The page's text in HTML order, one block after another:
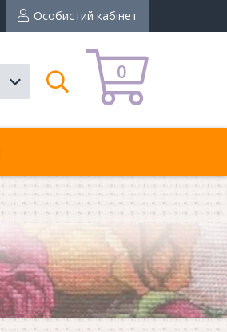
Особистий кабінет
0
Пошук